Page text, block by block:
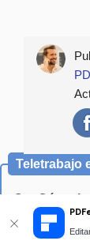
Teletrabajo
Q: ¿Cómo
A: Utilice
firmar y